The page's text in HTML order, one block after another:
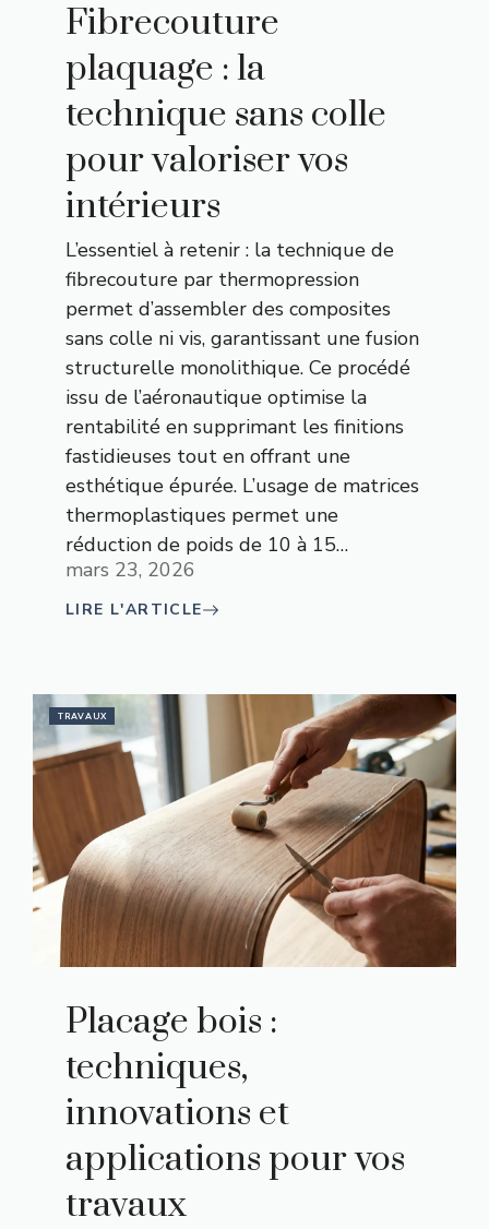
Fibrecouture
plaquage : la
technique sans colle
pour valoriser vos
intérieurs
L’essentiel à retenir : la technique de
fibrecouture par thermopression
permet d’assembler des composites
sans colle ni vis, garantissant une fusion
structurelle monolithique. Ce procédé
issu de l’aéronautique optimise la
rentabilité en supprimant les finitions
fastidieuses tout en offrant une
esthétique épurée. L’usage de matrices
thermoplastiques permet une
réduction de poids de 10 à 15…
mars 23, 2026
LIRE L'ARTICLE
TRAVAUX
Placage bois :
techniques,
innovations et
applications pour vos
travaux